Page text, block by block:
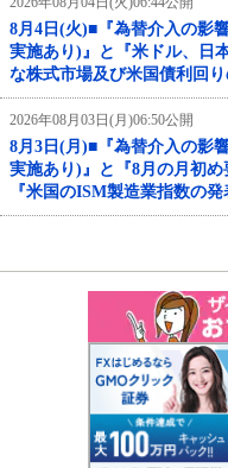
8月4日(火)■『為替介入の影
実施あり)』と『米ドル、日
な株式市場及び米国債利回り
2026年08月03日(月)06:50公開
8月3日(月)■『為替介入の影
実施あり)』と『8月の月初
『米国のISM製造業指数の発